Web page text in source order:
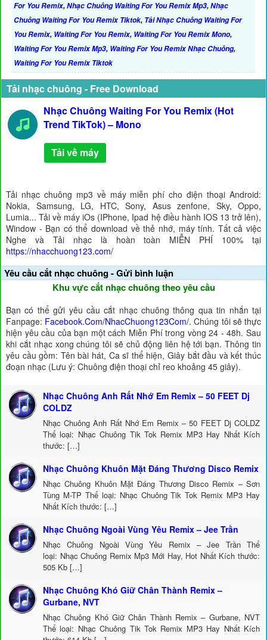
For You Remix,Nhạc Chuông Waiting For You Remix Mp3,Nhạc
Chuông Waiting For You Remix Tiktok, Tải Nhạc Chuông Waiting For
You Remix, Waiting For You Remix, Waiting For You Remix Mono,
Waiting For You Remix Mp3, Waiting For You Remix Nhạc Chuông,
Waiting For You Remix Tiktok
Tải nhạc chuông - Free Download
Nhạc Chuông Waiting For You Remix (Hot
Trend TikTok) – Mono
Tải về máy
Tải nhạc chuông mp3 về máy miễn phí cho điện thoại Android:
Nokia, Samsung, LG, HTC, Sony, Asus zenfone, Sky, Oppo,
Lumia... Tải về máy iOs (IPhone, Ipad hệ điều hành IOS 13 trở lên),
Window - Bạn có thể download về thẻ nhớ, máy tính. Tất cả việc
Nghe và Tải nhạc là hoàn toàn MIỄN PHÍ 100% tại
https://nhacchuong123.com/
Yêu cầu cắt nhạc chuông - Gửi bình luận
Khu vực cắt nhạc chuông theo yêu cầu
Bạn có thể gửi yêu cầu cắt nhạc chuông thông qua tin nhắn tại
Fanpage: Facebook.Com/NhacChuong123Com/. Chúng tôi sẽ thực
hiện yêu cầu của bạn một cách Miễn Phí trong vòng 24 - 48h. Sau
khi cắt nhạc xong chúng tôi sẽ chủ động liên hệ tới bạn. Thông tin
yêu cầu gồm: Tên bài hát, Ca sĩ thể hiện, Giây bắt đầu và kết thúc
đoạn nhạc (Lưu ý: Chuông điện thoại chỉ reo khoảng 45 giây).
Nhạc Chuông Anh Rất Nhớ Em Remix – 50 FEET Dj
COLDZ
Nhạc Chuông Anh Rất Nhớ Em Remix – 50 FEET Dj COLDZ
Thể loại: Nhạc Chuông Tik Tok Remix MP3 Hay Nhất Kích
thước: […]
Nhạc Chuông Khuôn Mặt Đáng Thương Disco Remix
Nhạc Chuông Khuôn Mặt Đáng Thương Disco Remix – Sơn
Tùng M-TP Thể loại: Nhạc Chuông Tik Tok Remix MP3 Hay
Nhất Kích thước: […]
Nhạc Chuông Ngoài Vùng Yêu Remix – Jee Trần
Nhạc Chuông Ngoài Vùng Yêu Remix – Jee Trần Thể
loại: Nhạc Chuông Remix Mp3 Mới Hay, Hot Nhất Kích thước:
505 Kb […]
Nhạc Chuông Khó Giữ Chân Thành Remix –
Gurbane, NVT
Nhạc Chuông Khó Giữ Chân Thành Remix – Gurbane, NVT
Thể loại: Nhạc Chuông Tik Tok Remix MP3 Hay Nhất Kích